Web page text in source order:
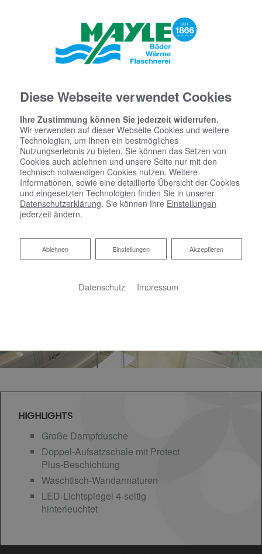
Startseite»Bad»Badinspiration & Musterbäder» Luxus-Bad 7 ㎡
Luxus-Bad 7 ㎡
HIGHLIGHTS
Große Dampfdusche
Doppel-Aufsatzschale mit Protect
Plus-Beschichtung
Waschtisch-Wandarmaturen
LED-Lichtspiegel 4-seitig
hinterleuchtet
Diese Webseite verwendet Cookies
Ihre Zustimmung können Sie jederzeit widerrufen.
Wir verwenden auf dieser Webseite Cookies und weitere
Technologien, um Ihnen ein bestmögliches
Nutzungserlebnis zu bieten. Sie können das Setzen von
Cookies auch ablehnen und unsere Seite nur mit den
technisch notwendigen Cookies nutzen. Weitere
Informationen, sowie eine detaillierte Übersicht der Cookies
und eingesetzten Technologien finden Sie in unserer
Datenschutzerklärung. Sie können Ihre Einstellungen
jederzeit ändern.
Akzeptieren
Einstellungen
Ablehnen
Ablehnen
Datenschutz Impressum